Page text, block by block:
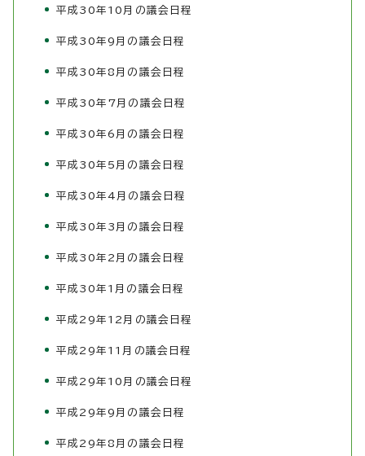
平成30年10月の議会日程
平成30年9月の議会日程
平成30年8月の議会日程
平成30年7月の議会日程
平成30年6月の議会日程
平成30年5月の議会日程
平成30年4月の議会日程
平成30年3月の議会日程
平成30年2月の議会日程
平成30年1月の議会日程
平成29年12月の議会日程
平成29年11月の議会日程
平成29年10月の議会日程
平成29年9月の議会日程
平成29年8月の議会日程